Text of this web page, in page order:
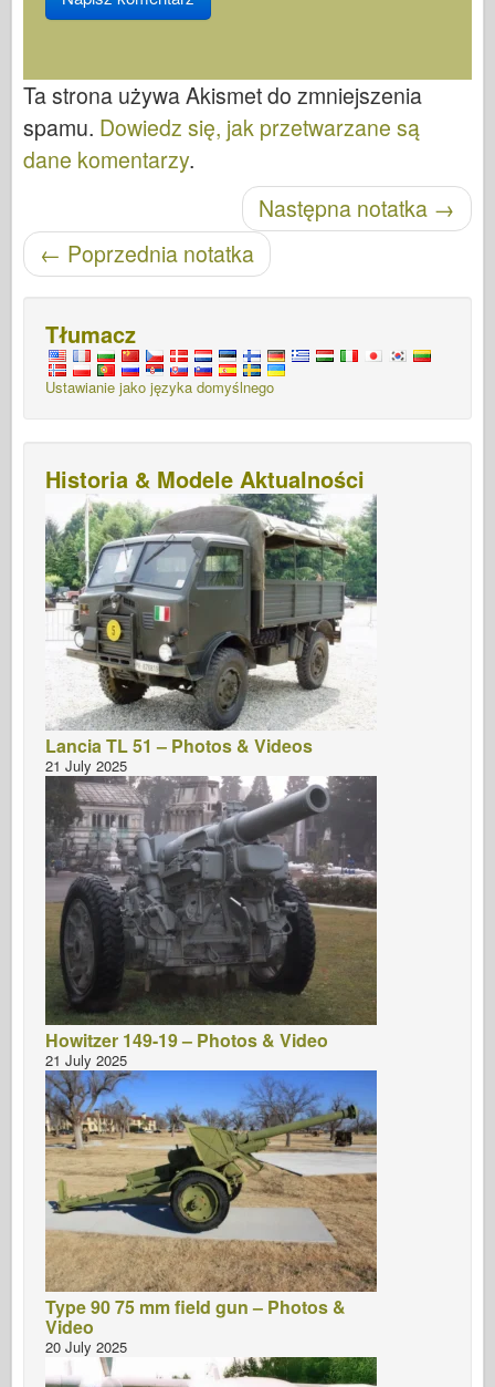
Ta strona używa Akismet do zmniejszenia
spamu. Dowiedz się, jak przetwarzane są
dane komentarzy.
Następna notatka →
← Poprzednia notatka
Tłumacz
Ustawianie jako języka domyślnego
Historia & Modele Aktualności
Lancia TL 51 – Photos & Videos
21 July 2025
Howitzer 149-19 – Photos & Video
21 July 2025
Type 90 75 mm field gun – Photos &
Video
20 July 2025